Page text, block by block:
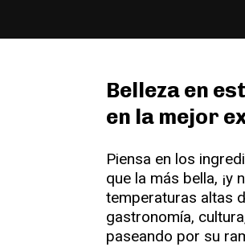
Belleza en
en la mejor
Piensa en los
que la más bella,
temperaturas altas
gastronomía,
paseando por su